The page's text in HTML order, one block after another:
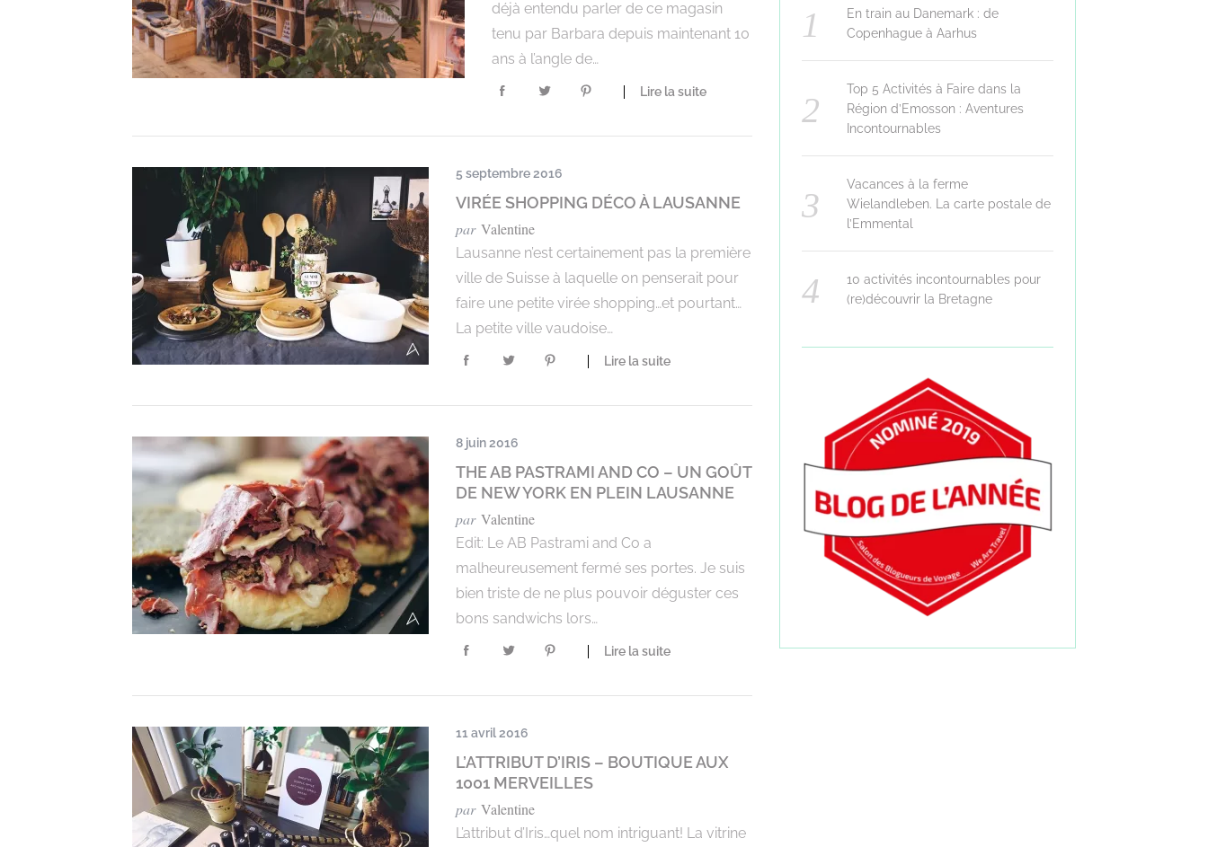
déjà entendu parler de ce magasin
tenu par Barbara depuis maintenant 10
ans à l’angle de…
Lire la suite
5 septembre 2016
VIRÉE SHOPPING DÉCO À LAUSANNE
par Valentine
Lausanne n’est certainement pas la première
ville de Suisse à laquelle on penserait pour
faire une petite virée shopping…et pourtant…
La petite ville vaudoise…
Lire la suite
8 juin 2016
THE AB PASTRAMI AND CO – UN GOÛT
DE NEW YORK EN PLEIN LAUSANNE
par Valentine
Edit: Le AB Pastrami and Co a
malheureusement fermé ses portes. Je suis
bien triste de ne plus pouvoir déguster ces
bons sandwichs lors…
Lire la suite
11 avril 2016
L’ATTRIBUT D’IRIS – BOUTIQUE AUX
1001 MERVEILLES
par Valentine
L’attribut d’Iris…quel nom intriguant! La vitrine
En train au Danemark : de
Copenhague à Aarhus
Top 5 Activités à Faire dans la
Région d’Emosson : Aventures
Incontournables
Vacances à la ferme
Wielandleben. La carte postale de
l’Emmental
10 activités incontournables pour
(re)découvrir la Bretagne